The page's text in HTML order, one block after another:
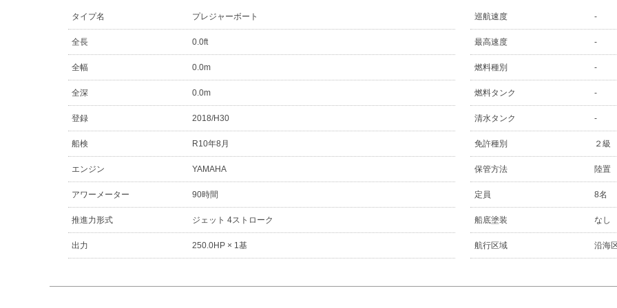
タイプ名 プレジャーボート
全長 0.0ft
全幅 0.0m
全深 0.0m
登録 2018/H30
船検 R10年8月
エンジン YAMAHA
アワーメーター 90時間
推進力形式 ジェット 4ストローク
出力 250.0HP × 1基
巡航速度 -
最高速度 -
燃料種別 -
燃料タンク -
清水タンク -
免許種別 ２級
保管方法 陸置
定員 8名
船底塗装 なし
航行区域 沿海